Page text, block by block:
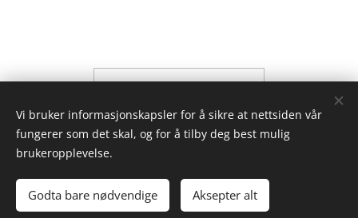
Liker du vårt arbeid?
Vi bruker informasjonskapsler for å sikre at nettsiden vår
fungerer som det skal, og for å tilby deg best mulig
brukeropplevelse.
Godta bare nødvendige Aksepter alt